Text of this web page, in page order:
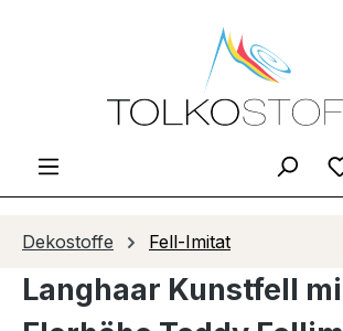
Zum Hauptinhalt springen
Dekostoffe Fell-Imitat
Langhaar Kunstfell